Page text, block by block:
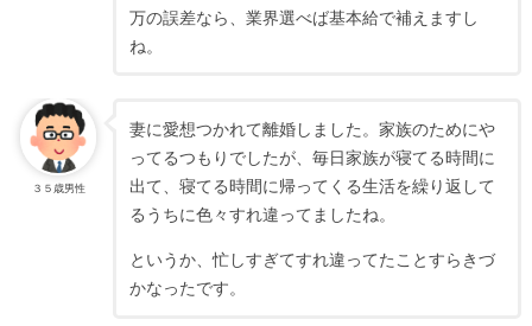
万の誤差なら、業界選べば基本給で補えますし
ね。
３５歳男性
妻に愛想つかれて離婚しました。家族のためにや
ってるつもりでしたが、毎日家族が寝てる時間に
出て、寝てる時間に帰ってくる生活を繰り返して
るうちに色々すれ違ってましたね。
というか、忙しすぎてすれ違ってたことすらきづ
かなったです。